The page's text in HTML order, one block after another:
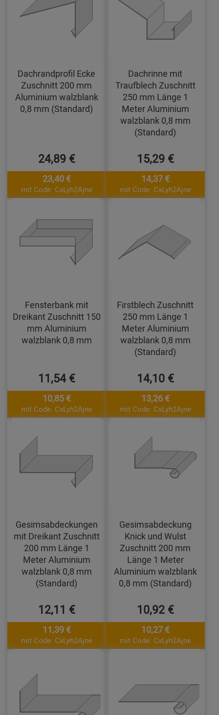
Dachrandprofil Ecke
Zuschnitt 200 mm
Aluminium walzblank
0,8 mm (Standard)
24,89 €
23,40 €
mit Code: CxLyh2Ajne
Dachrinne mit
Traufblech Zuschnitt
250 mm Länge 1
Meter Aluminium
walzblank 0,8 mm
(Standard)
15,29 €
14,37 €
mit Code: CxLyh2Ajne
Fensterbank mit
Dreikant Zuschnitt 150
mm Aluminium
walzblank 0,8 mm
11,54 €
10,85 €
mit Code: CxLyh2Ajne
Firstblech Zuschnitt
250 mm Länge 1
Meter Aluminium
walzblank 0,8 mm
(Standard)
14,10 €
13,26 €
mit Code: CxLyh2Ajne
Gesimsabdeckungen
mit Dreikant Zuschnitt
200 mm Länge 1
Meter Aluminium
walzblank 0,8 mm
(Standard)
12,11 €
11,39 €
mit Code: CxLyh2Ajne
Gesimsabdeckung
Knick und Wulst
Zuschnitt 200 mm
Länge 1 Meter
Aluminium walzblank
0,8 mm (Standard)
10,92 €
10,27 €
mit Code: CxLyh2Ajne